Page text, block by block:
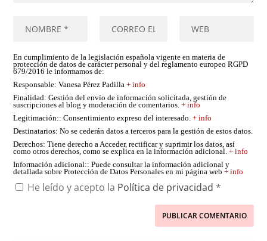
En cumplimiento de la legislación española vigente en materia de
protección de datos de carácter personal y del reglamento europeo RGPD
679/2016 le informamos de:
Responsable: Vanesa Pérez Padilla+ info
Finalidad: Gestión del envío de información solicitada, gestión de
suscripciones al blog y moderación de comentarios.+ info
Legitimación:: Consentimiento expreso del interesado.+ info
Destinatarios: No se cederán datos a terceros para la gestión de estos datos.
Derechos: Tiene derecho a Acceder, rectificar y suprimir los datos, así
como otros derechos, como se explica en la información adicional.+ info
Información adicional:: Puede consultar la información adicional y
detallada sobre Protección de Datos Personales en mi página web+ info
He leído y acepto la Política de privacidad *